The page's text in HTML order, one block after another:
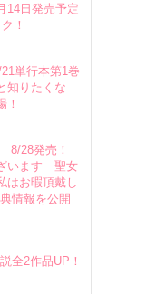
14日発売予定
！
単行本第1巻
知りたくな
！
8/28発売！
います 聖女
はお暇頂戴し
情報を公開
全2作品UP！